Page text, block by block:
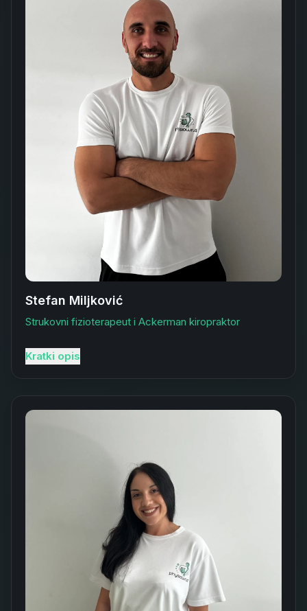
Stefan Miljković
Strukovni fizioterapeut i Ackerman kiropraktor
Kratki opis